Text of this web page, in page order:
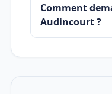
Comment
Audincourt ?